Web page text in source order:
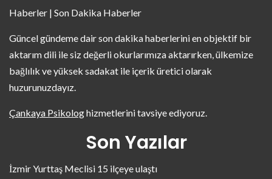
Haberler | Son Dakika Haberler
Güncel gündeme dair son dakika haberlerini en objektif bir
aktarım dili ile siz değerli okurlarımıza aktarırken, ülkemize
bağlılık ve yüksek sadakat ile içerik üretici olarak
huzurunuzdayız.
Çankaya Psikologhizmetlerini tavsiye ediyoruz.
Son Yazılar
İzmir Yurttaş Meclisi 15 ilçeye ulaştı